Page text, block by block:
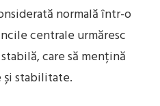
normală într-o
centrale urmăresc
care să mențină
stabilitate.